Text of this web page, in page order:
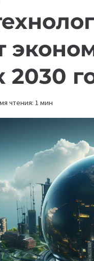
2030
чтения: 1 мин